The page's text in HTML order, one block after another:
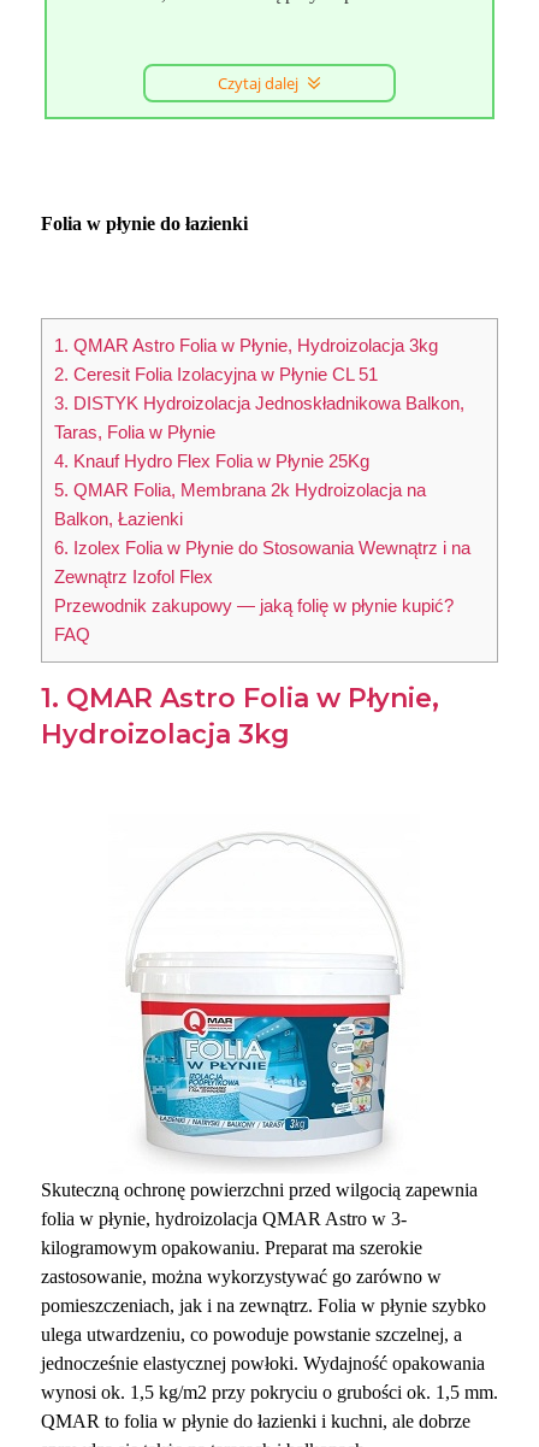
Czytaj dalej
Folia w płynie do łazienki
1. QMAR Astro Folia w Płynie, Hydroizolacja 3kg
2. Ceresit Folia Izolacyjna w Płynie CL 51
3. DISTYK Hydroizolacja Jednoskładnikowa Balkon,
Taras, Folia w Płynie
4. Knauf Hydro Flex Folia w Płynie 25Kg
5. QMAR Folia, Membrana 2k Hydroizolacja na
Balkon, Łazienki
6. Izolex Folia w Płynie do Stosowania Wewnątrz i na
Zewnątrz Izofol Flex
Przewodnik zakupowy — jaką folię w płynie kupić?
FAQ
1. QMAR Astro Folia w Płynie,
Hydroizolacja 3kg
Skuteczną ochronę powierzchni przed wilgocią zapewnia
folia w płynie, hydroizolacja QMAR Astro w 3-
kilogramowym opakowaniu. Preparat ma szerokie
zastosowanie, można wykorzystywać go zarówno w
pomieszczeniach, jak i na zewnątrz. Folia w płynie szybko
ulega utwardzeniu, co powoduje powstanie szczelnej, a
jednocześnie elastycznej powłoki. Wydajność opakowania
wynosi ok. 1,5 kg/m2 przy pokryciu o grubości ok. 1,5 mm.
QMAR to folia w płynie do łazienki i kuchni, ale dobrze